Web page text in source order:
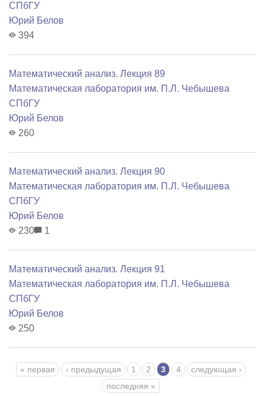
СПбГУ
Юрий Белов
394
Математический анализ. Лекция 89
Математичеcкая лаборатория им. П.Л. Чебышева
СПбГУ
Юрий Белов
260
Математический анализ. Лекция 90
Математичеcкая лаборатория им. П.Л. Чебышева
СПбГУ
Юрий Белов
230
1
Математический анализ. Лекция 91
Математичеcкая лаборатория им. П.Л. Чебышева
СПбГУ
Юрий Белов
250
Страницы
« первая ‹ предыдущая 1 2 3 4
следующая ›
последняя »